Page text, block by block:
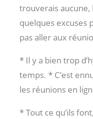
trouverais
quelques excuses
pas aller aux
* Il y a bien trop
temps. * C’est
les réunions en
* Tout ce qu’ils